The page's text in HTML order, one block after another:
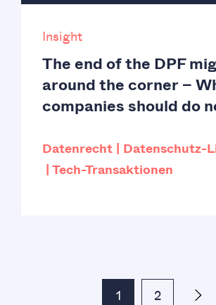
Insight
The end of the DPF
around the corner –
companies should do
Datenrecht
Datenschutz-
Tech-Transaktionen
1 2